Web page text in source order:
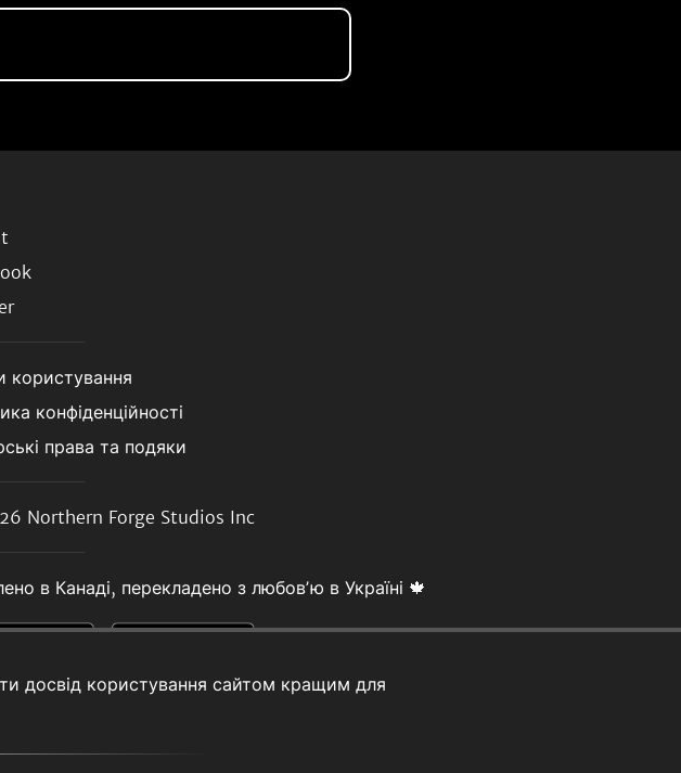
досвід користування сайтом кращим для
користування
конфіденційності
права та подяки
Northern Forge Studios Inc
в Канаді, перекладено з любовʼю в Україні 🍁